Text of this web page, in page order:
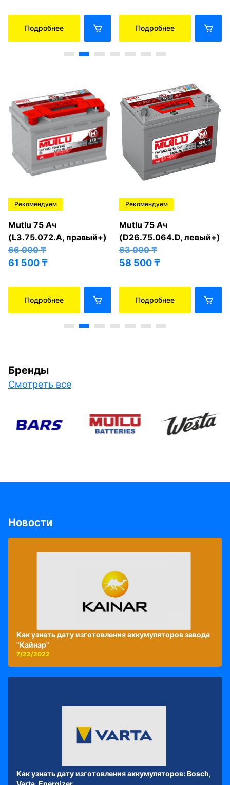
Подробнее Подробнее
Рекомендуем
Mutlu 75 Ач
(L3.75.072.A, правый+)
66 000₸
61 500₸
Подробнее
Рекомендуем
Mutlu 75 Ач
(D26.75.064.D, левый+)
63 000₸
58 500₸
Подробнее
Бренды
Смотреть все
Новости
Как узнать дату изготовления аккумуляторов завода
"Кайнар"
7/22/2022
Как узнать дату изготовления аккумуляторов: Bosch,